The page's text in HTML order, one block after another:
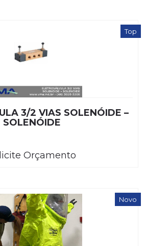
3/2 VIAS SOLENÓIDE –
SOLENÓIDE
Orçamento
Top
Novo